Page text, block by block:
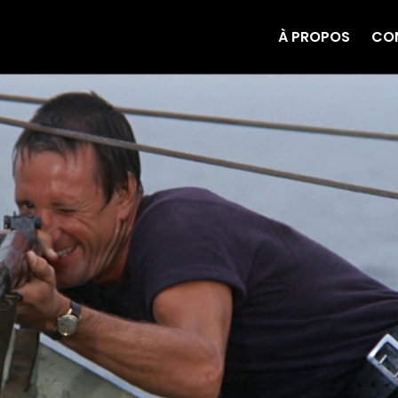
À PROPOS